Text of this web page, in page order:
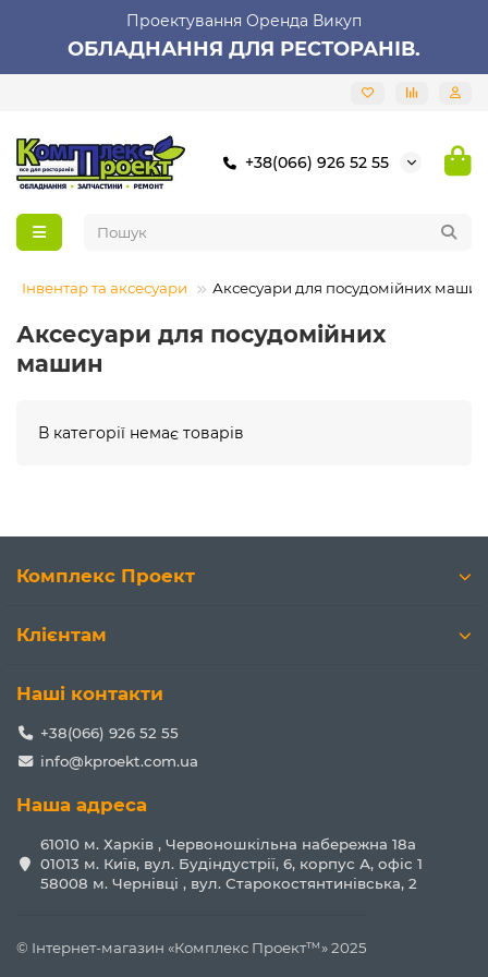
Проектування Оренда Викуп
ОБЛАДНАННЯ ДЛЯ РЕСТОРАНІВ.
+38(066) 926 52 55
Інвентар та аксесуари Аксесуари для посудомійних машин
Аксесуари для посудомійних
машин
В категорії немає товарів
Комплекс Проект
Клієнтам
Наші контакти
+38(066) 926 52 55
info@kproekt.com.ua
Наша адреса
61010 м. Харків , Червоношкільна набережна 18а
01013 м. Київ, вул. Будіндустрії, 6, корпус А, офіс 1
58008 м. Чернівці , вул. Старокостянтинівська, 2
© Інтернет-магазин «Комплекс Проект™» 2025